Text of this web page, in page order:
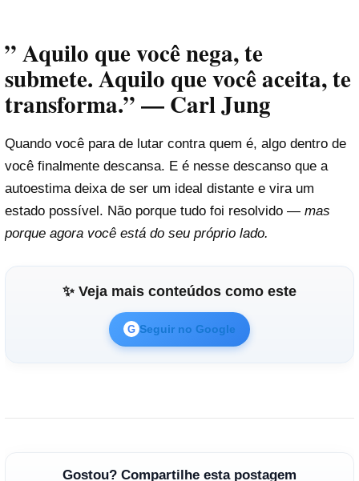
” Aquilo que você nega, te
submete. Aquilo que você aceita, te
transforma.” — Carl Jung
Quando você para de lutar contra quem é, algo dentro de
você finalmente descansa. E é nesse descanso que a
autoestima deixa de ser um ideal distante e vira um
estado possível. Não porque tudo foi resolvido — mas
porque agora você está do seu próprio lado.
✨ Veja mais conteúdos como este
G Seguir no Google
Gostou? Compartilhe esta postagem